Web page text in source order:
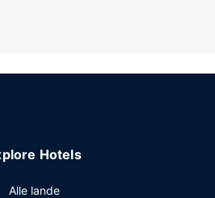
Hotels
Alle lande